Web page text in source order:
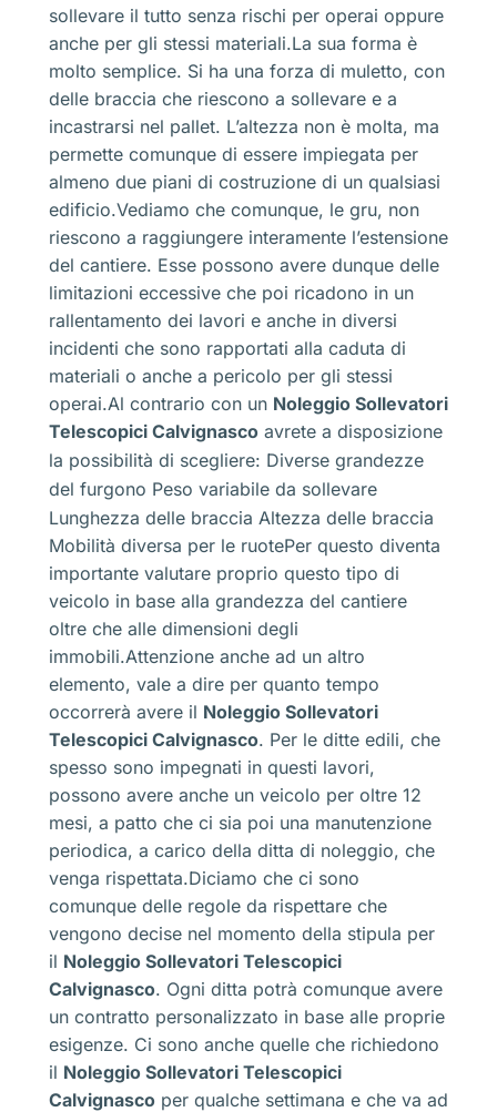
sollevare il tutto senza rischi per operai oppure
anche per gli stessi materiali.La sua forma è
molto semplice. Si ha una forza di muletto, con
delle braccia che riescono a sollevare e a
incastrarsi nel pallet. L’altezza non è molta, ma
permette comunque di essere impiegata per
almeno due piani di costruzione di un qualsiasi
edificio.Vediamo che comunque, le gru, non
riescono a raggiungere interamente l’estensione
del cantiere. Esse possono avere dunque delle
limitazioni eccessive che poi ricadono in un
rallentamento dei lavori e anche in diversi
incidenti che sono rapportati alla caduta di
materiali o anche a pericolo per gli stessi
operai.Al contrario con un Noleggio Sollevatori
Telescopici Calvignasco avrete a disposizione
la possibilità di scegliere: Diverse grandezze
del furgono Peso variabile da sollevare
Lunghezza delle braccia Altezza delle braccia
Mobilità diversa per le ruotePer questo diventa
importante valutare proprio questo tipo di
veicolo in base alla grandezza del cantiere
oltre che alle dimensioni degli
immobili.Attenzione anche ad un altro
elemento, vale a dire per quanto tempo
occorrerà avere il Noleggio Sollevatori
Telescopici Calvignasco. Per le ditte edili, che
spesso sono impegnati in questi lavori,
possono avere anche un veicolo per oltre 12
mesi, a patto che ci sia poi una manutenzione
periodica, a carico della ditta di noleggio, che
venga rispettata.Diciamo che ci sono
comunque delle regole da rispettare che
vengono decise nel momento della stipula per
il Noleggio Sollevatori Telescopici
Calvignasco. Ogni ditta potrà comunque avere
un contratto personalizzato in base alle proprie
esigenze. Ci sono anche quelle che richiedono
il Noleggio Sollevatori Telescopici
Calvignasco per qualche settimana e che va ad